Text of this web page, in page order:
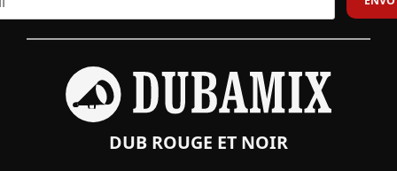
DUB ROUGE ET NOIR